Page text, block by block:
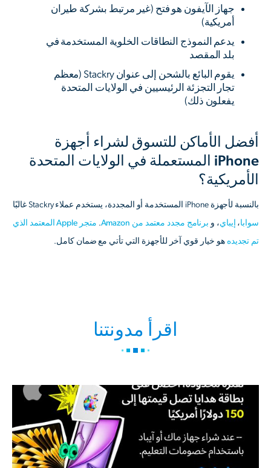
جهاز الآيفون هو فتح (غير مرتبط بشركة طيران
أمريكية)
يدعم النموذج النطاقات الخلوية المستخدمة في
بلد المقصد
يقوم البائع بالشحن إلى عنوان Stackry (معظم
تجار التجزئة الرئيسيين في الولايات المتحدة
يفعلون ذلك)
أفضل الأماكن للتسوق لشراء أجهزة
iPhone المستعملة في الولايات المتحدة
الأمريكية؟
بالنسبة لأجهزة iPhone المستخدمة أو المجددة، يستخدم عملاء Stackry غالبًا
سوابا، إيباي، و برنامج مجدد معتمد من Amazon . متجر Apple المعتمد الذي
تم تجديده هو خيار قوي آخر للأجهزة التي تأتي مع ضمان كامل.
اقرأ مدونتنا